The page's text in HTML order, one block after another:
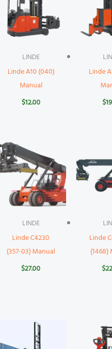
LINDE
Linde A10 (040)
Manual
$12.00
Linde
$
LINDE
Linde C4230
(357-03) Manual
$27.00
Linde
(1468)
$